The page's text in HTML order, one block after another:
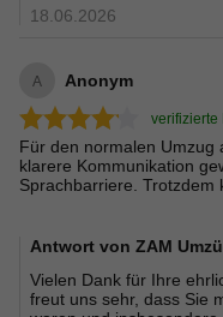
18.06.2026
A Anonym
verifizierte
Für den normalen Umzug
klarere Kommunikation
Sprachbarriere. Trotzdem
Antwort von ZAM
Vielen Dank für Ihre
freut uns sehr, dass Sie